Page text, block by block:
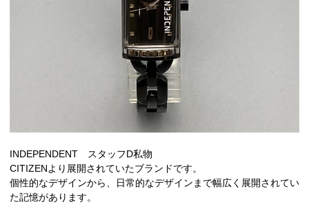
INDEPENDENT スタッフD私物
CITIZENより展開されていたブランドです。
個性的なデザインから、日常的なデザインまで幅広く展開されてい
た記憶があります。